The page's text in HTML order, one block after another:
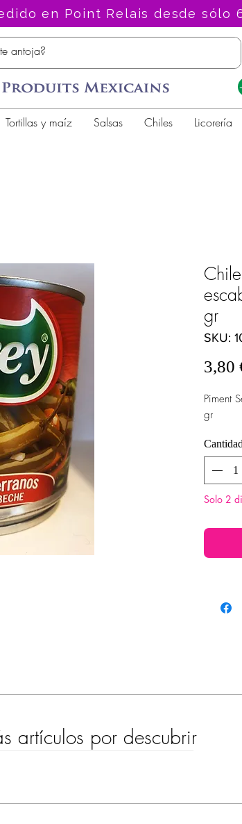
en Point Relais desde sólo
Tortillas y maíz Salsas Chiles Licorería
gr
SKU:
3,80
Piment
gr
Cantidad
Solo 2
artículos por descubrir